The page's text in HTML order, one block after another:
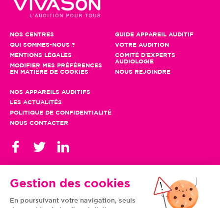
Gestion des cookies
En poursuivant votre navigation, seuls
NOS CENTRES
QUI SOMMES-NOUS ?
MENTIONS LÉGALES
MODIFIER MES PRÉFÉRENCES
EN MATIÈRE DE COOKIES
GUIDE APPAREIL AUDITIF
VOTRE AUDITION
COMITÉ D'EXPERTS
AUDIOLOGIE
NOUS REJOINDRE
NOS APPAREILS AUDITIFS
LES ACTUALITÉS
POLITIQUE DE CONFIDENTIALITÉ
NOUS CONTACTER
TOUS NOS CENTRES